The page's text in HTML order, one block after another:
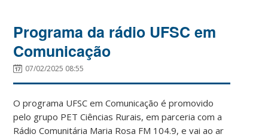
Programa da rádio UFSC em
Comunicação
07/02/2025 08:55
O programa UFSC em Comunicação é promovido
pelo grupo PET Ciências Rurais, em parceria com a
Rádio Comunitária Maria Rosa FM 104.9, e vai ao ar